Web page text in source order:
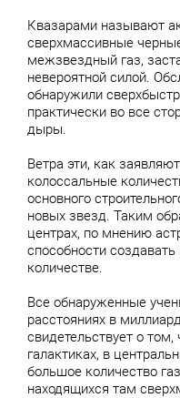
Квазарами называют
сверхмассивные
межзвездный газ,
невероятной силой.
обнаружили
практически во все
дыры.
Ветра эти, как
колоссальные
основного
новых звезд. Таким
центрах, по мнению
способности
количестве.
Все обнаруженные
расстояниях в
свидетельствует о
галактиках, в
большое количество
находящихся там